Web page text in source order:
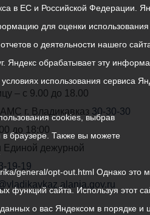
– с 9.00 до 18.00
г. Владикавказ 30-30-30
до 18:00
Единой дежурной
19-19
в ЕС и Российской Федерации.
для оценки
о деятельности нашего
Яндекс обрабатывает эту
использования сервиса
cookies, выбрав
в браузере. Также вы можете
general/opt-out.html Однако это
функций сайта. Используя этот
о вас Яндексом в порядке и